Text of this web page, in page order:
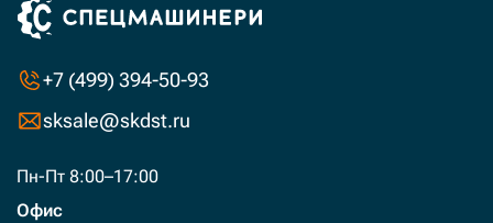
+7 (499) 394-50-93
sksale@skdst.ru
Пн-Пт 8:00–17:00
Офис